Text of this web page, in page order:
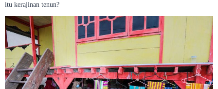
itu kerajinan tenun?